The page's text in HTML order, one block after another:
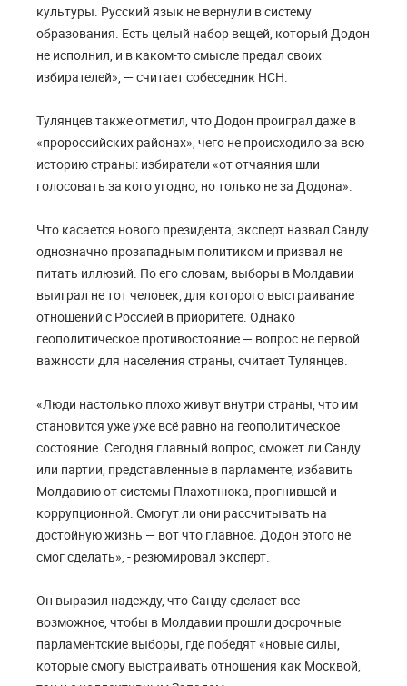
культуры. Русский язык не вернули в систему
образования. Есть целый набор вещей, который Додон
не исполнил, и в каком-то смысле предал своих
избирателей», — считает собеседник НСН.
Тулянцев также отметил, что Додон проиграл даже в
«пророссийских районах», чего не происходило за всю
историю страны: избиратели «от отчаяния шли
голосовать за кого угодно, но только не за Додона».
Что касается нового президента, эксперт назвал Санду
однозначно прозападным политиком и призвал не
питать иллюзий. По его словам, выборы в Молдавии
выиграл не тот человек, для которого выстраивание
отношений с Россией в приоритете. Однако
геополитическое противостояние — вопрос не первой
важности для населения страны, считает Тулянцев.
«Люди настолько плохо живут внутри страны, что им
становится уже уже всё равно на геополитическое
состояние. Сегодня главный вопрос, сможет ли Санду
или партии, представленные в парламенте, избавить
Молдавию от системы Плахотнюка, прогнившей и
коррупционной. Смогут ли они рассчитывать на
достойную жизнь — вот что главное. Додон этого не
смог сделать», - резюмировал эксперт.
Он выразил надежду, что Санду сделает все
возможное, чтобы в Молдавии прошли досрочные
парламентские выборы, где победят «новые силы,
которые смогу выстраивать отношения как Москвой,